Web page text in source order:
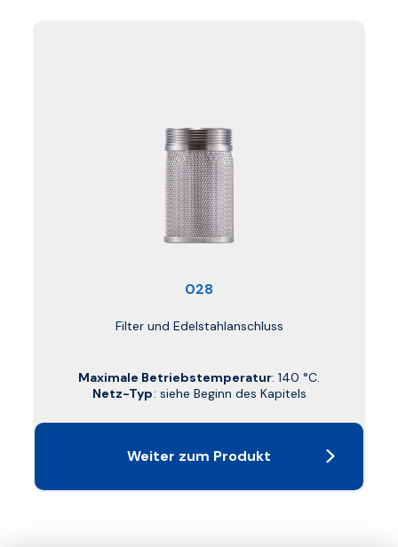
028
Filter und Edelstahlanschluss
Maximale Betriebstemperatur: 140 °C.
Netz-Typ: siehe Beginn des Kapitels
Weiter zum Produkt